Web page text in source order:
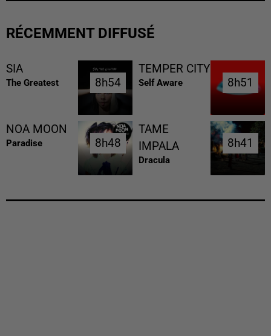
RÉCEMMENT DIFFUSÉ
SIA
The Greatest 8h54
8h54
TEMPER CITY
Self Aware 8h51
8h51
NOA MOON
Paradise 8h48
8h48
TAME
IMPALA
Dracula
8h41
8h41